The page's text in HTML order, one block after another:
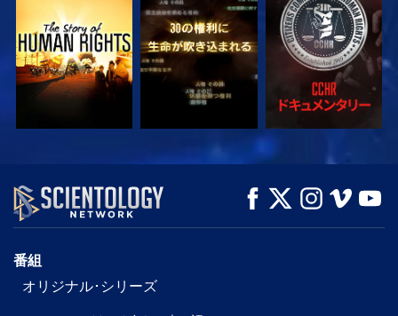
観る 観る 観る
観る シリーズを探求
番組
オリジナル･シリーズ